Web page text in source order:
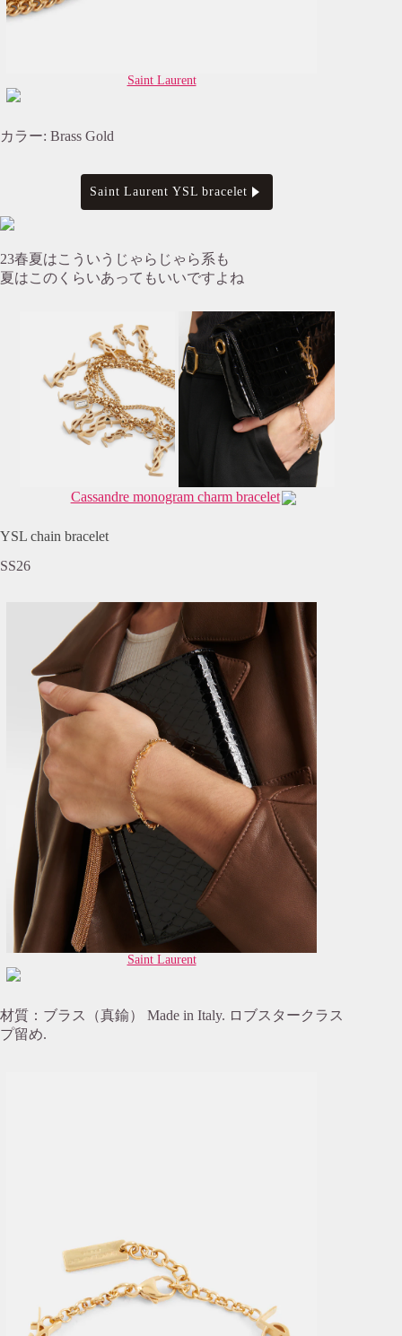
Saint Laurent
カラー: Brass Gold
Saint Laurent YSL bracelet
23春夏はこういうじゃらじゃら系も
夏はこのくらいあってもいいですよね
Cassandre monogram charm bracelet
YSL chain bracelet
SS26
Saint Laurent
材質：ブラス（真鍮） Made in Italy. ロブスタークラス
プ留め.